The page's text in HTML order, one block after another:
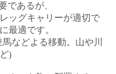
であるが、
ッグキャリーが適切で
最適です。
などよる移動。山や川
)